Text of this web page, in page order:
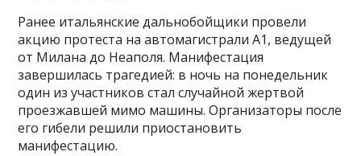
Ранее итальянские дальнобойщики провели
акцию протеста на автомагистрали A1, ведущей
от Милана до Неаполя. Манифестация
завершилась трагедией: в ночь на понедельник
один из участников стал случайной жертвой
проезжавшей мимо машины. Организаторы после
его гибели решили приостановить
манифестацию.